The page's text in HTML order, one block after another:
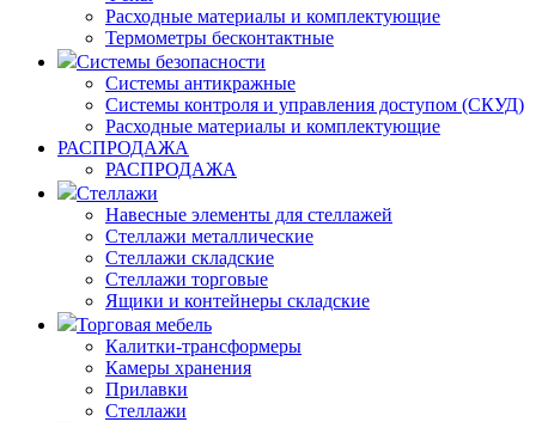
Расходные материалы и комплектующие
Термометры бесконтактные
Системы безопасности
Системы антикражные
Системы контроля и управления доступом (СКУД)
Расходные материалы и комплектующие
РАСПРОДАЖА
РАСПРОДАЖА
Стеллажи
Навесные элементы для стеллажей
Стеллажи металлические
Стеллажи складские
Стеллажи торговые
Ящики и контейнеры складские
Торговая мебель
Калитки-трансформеры
Камеры хранения
Прилавки
Стеллажи